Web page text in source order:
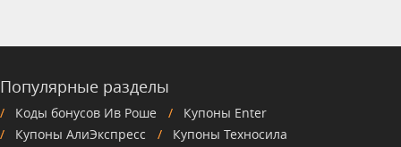
Популярные разделы
Коды бонусов Ив Роше
Купоны Enter
Купоны АлиЭкспресс
Купоны Техносила